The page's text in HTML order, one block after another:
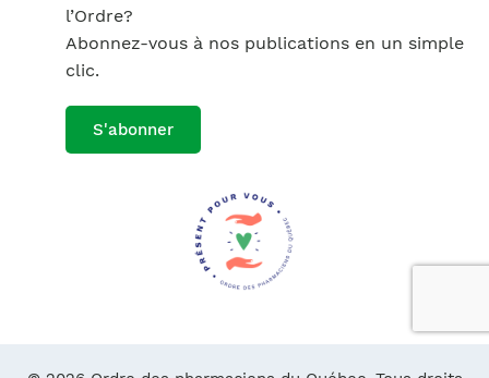
l’Ordre?
Abonnez-vous à nos publications en un simple
clic.
S'abonner